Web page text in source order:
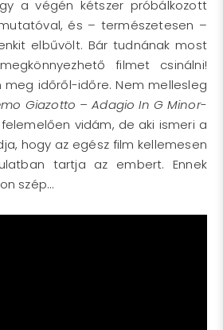
a végén kétszer próbálkozott
és – természetesen –
elbűvölt. Bár tudnának most
filmet csinálni!
meg időről-időre. Nem mellesleg
Giazotto – Adagio In G Minor-
vidám, de aki ismeri a
hogy az egész film kellemesen
tartja az embert. Ennek
szép…